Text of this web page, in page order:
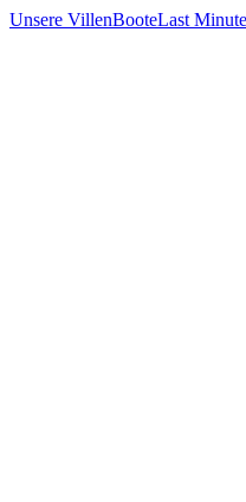
Unsere VillenBooteLast Minute